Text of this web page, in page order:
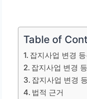
Table of
잡지사업 변경
잡지사업 변경
잡지사업 변경
법적 근거